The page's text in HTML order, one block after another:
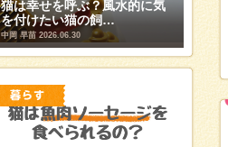
猫は幸せを呼ぶ？風水的に気
を付けたい猫の飼…
中岡 早苗 2026.06.30